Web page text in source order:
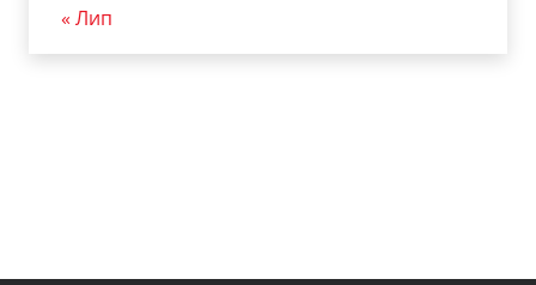
« Лип